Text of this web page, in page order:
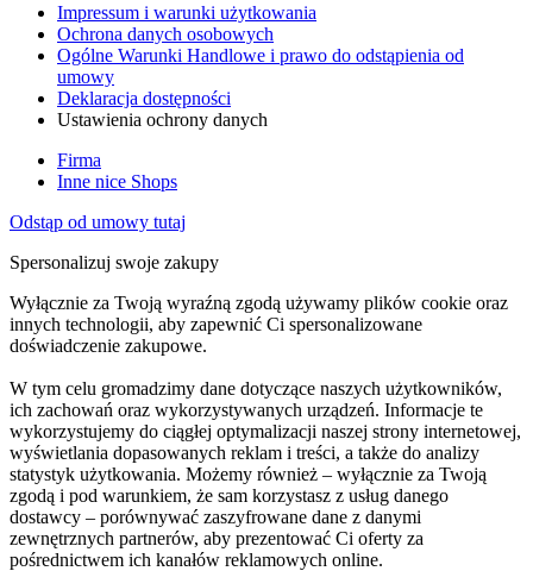
Impressum i warunki użytkowania
Ochrona danych osobowych
Ogólne Warunki Handlowe i prawo do odstąpienia od
umowy
Deklaracja dostępności
Ustawienia ochrony danych
Firma
Inne nice Shops
Odstąp od umowy tutaj
Spersonalizuj swoje zakupy
Wyłącznie za Twoją wyraźną zgodą używamy plików cookie oraz
innych technologii, aby zapewnić Ci spersonalizowane
doświadczenie zakupowe.
W tym celu gromadzimy dane dotyczące naszych użytkowników,
ich zachowań oraz wykorzystywanych urządzeń. Informacje te
wykorzystujemy do ciągłej optymalizacji naszej strony internetowej,
wyświetlania dopasowanych reklam i treści, a także do analizy
statystyk użytkowania. Możemy również – wyłącznie za Twoją
zgodą i pod warunkiem, że sam korzystasz z usług danego
dostawcy – porównywać zaszyfrowane dane z danymi
zewnętrznych partnerów, aby prezentować Ci oferty za
pośrednictwem ich kanałów reklamowych online.